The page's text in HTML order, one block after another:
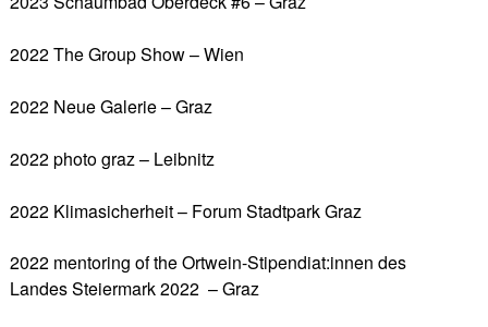
2022 The Group Show – Wien
2022 Neue Galerie – Graz
2022 photo graz – Leibnitz
2022 Klimasicherheit – Forum Stadtpark Graz
2022 mentoring of the Ortwein-Stipendiat:innen des
Landes Steiermark 2022 – Graz